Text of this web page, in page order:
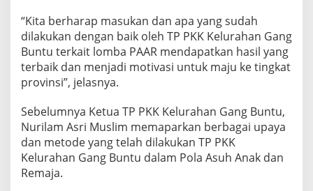
t
o
d
e
P
o
a
A
u
h
“Kita berharap masukan dan apa yang sudah
dilakukan dengan baik oleh TP PKK Kelurahan Gang
Buntu terkait lomba PAAR mendapatkan hasil yang
terbaik dan menjadi motivasi untuk maju ke tingkat
provinsi”, jelasnya.
Sebelumnya Ketua TP PKK Kelurahan Gang Buntu,
Nurilam Asri Muslim memaparkan berbagai upaya
dan metode yang telah dilakukan TP PKK
Kelurahan Gang Buntu dalam Pola Asuh Anak dan
Remaja.